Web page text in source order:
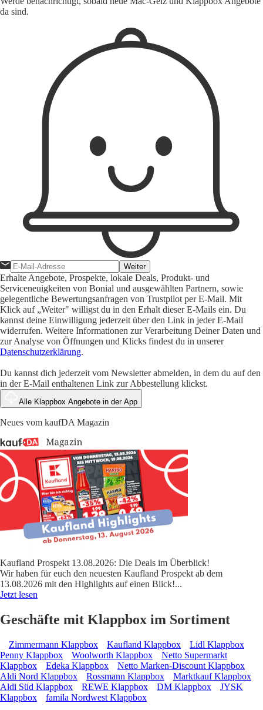
da sind.
Weiter
Erhalte Angebote, Prospekte, lokale Deals, Produkt- und
Serviceneuigkeiten von Bonial und ausgewählten Partnern, sowie
gelegentliche Bewertungsanfragen von Trustpilot per E-Mail. Mit
Klick auf „Weiter" willigst du in den Erhalt dieser E-Mails ein. Du
kannst deine Einwilligung jederzeit über den Link in jeder E-Mail
widerrufen. Weitere Informationen zur Verarbeitung Deiner Daten und
zur Analyse von Öffnungen und Klicks findest du in unserer
Datenschutzerklärung.
Du kannst dich jederzeit vom Newsletter abmelden, in dem du auf den
in der E-Mail enthaltenen Link zur Abbestellung klickst.
Alle Klappbox Angebote in der App
Neues vom kaufDA Magazin
Kaufland Prospekt 13.08.2026: Die Deals im Überblick!
Wir haben für euch den neuesten Kaufland Prospekt ab dem
13.08.2026 mit den Highlights auf einen Blick!...
Jetzt lesen
Geschäfte mit Klappbox im Sortiment
Zimmermann Klappbox Kaufland Klappbox
Lidl Klappbox
Penny Klappbox
Woolworth Klappbox
Netto Supermarkt
Klappbox
Edeka Klappbox
Netto Marken-Discount Klappbox
Aldi Nord Klappbox
Rossmann Klappbox
Marktkauf Klappbox
Aldi Süd Klappbox
REWE Klappbox DM Klappbox
JYSK
Klappbox
famila Nordwest Klappbox